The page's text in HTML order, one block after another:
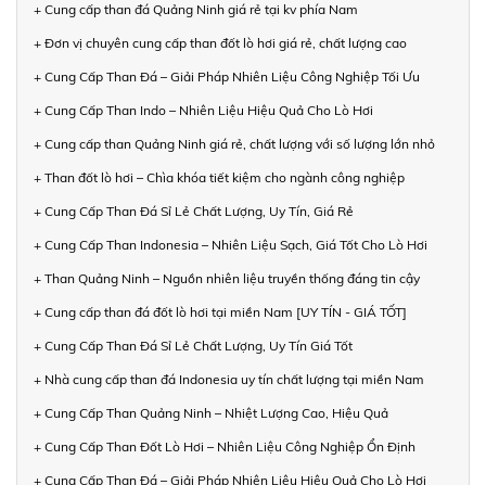
+ Cung cấp than đá Quảng Ninh giá rẻ tại kv phía Nam
+ Đơn vị chuyên cung cấp than đốt lò hơi giá rẻ, chất lượng cao
+ Cung Cấp Than Đá – Giải Pháp Nhiên Liệu Công Nghiệp Tối Ưu
+ Cung Cấp Than Indo – Nhiên Liệu Hiệu Quả Cho Lò Hơi
+ Cung cấp than Quảng Ninh giá rẻ, chất lượng với số lượng lớn nhỏ
+ Than đốt lò hơi – Chìa khóa tiết kiệm cho ngành công nghiệp
+ Cung Cấp Than Đá Sỉ Lẻ Chất Lượng, Uy Tín, Giá Rẻ
+ Cung Cấp Than Indonesia – Nhiên Liệu Sạch, Giá Tốt Cho Lò Hơi
+ Than Quảng Ninh – Nguồn nhiên liệu truyền thống đáng tin cậy
+ Cung cấp than đá đốt lò hơi tại miền Nam [UY TÍN - GIÁ TỐT]
+ Cung Cấp Than Đá Sỉ Lẻ Chất Lượng, Uy Tín Giá Tốt
+ Nhà cung cấp than đá Indonesia uy tín chất lượng tại miền Nam
+ Cung Cấp Than Quảng Ninh – Nhiệt Lượng Cao, Hiệu Quả
+ Cung Cấp Than Đốt Lò Hơi – Nhiên Liệu Công Nghiệp Ổn Định
+ Cung Cấp Than Đá – Giải Pháp Nhiên Liệu Hiệu Quả Cho Lò Hơi